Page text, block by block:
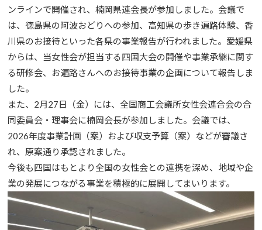
ンラインで開催され、楠岡県連会長が参加しました。会議で
は、徳島県の阿波おどりへの参加、高知県の歩き遍路体験、香
川県のお接待といった各県の事業報告が行われました。愛媛県
からは、当女性会が担当する四国大会の開催や事業承継に関す
る研修会、お遍路さんへのお接待事業の企画について報告しま
した。
また、2月27日（金）には、全国商工会議所女性会連合会の合
同委員会・理事会に楠岡会長が参加しました。会議では、
2026年度事業計画（案）および収支予算（案）などが審議さ
れ、原案通り承認されました。
今後も四国はもとより全国の女性会との連携を深め、地域や企
業の発展につながる事業を積極的に展開してまいります。